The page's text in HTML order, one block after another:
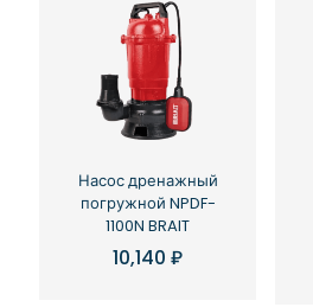
Насос дренажный
погружной NPDF-
1100N BRAIT
10,140₽